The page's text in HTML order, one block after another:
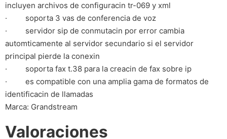
incluyen archivos de configuracin tr-069 y xml
· soporta 3 vas de conferencia de voz
· servidor sip de conmutacin por error cambia
automticamente al servidor secundario si el servidor
principal pierde la conexin
· soporta fax t.38 para la creacin de fax sobre ip
· es compatible con una amplia gama de formatos de
identificacin de llamadas
Marca: Grandstream
Valoraciones